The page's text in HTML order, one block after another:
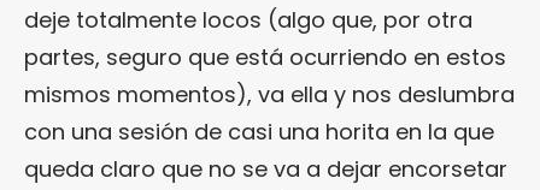
deje totalmente locos (algo que, por otra
partes, seguro que está ocurriendo en estos
mismos momentos), va ella y nos deslumbra
con una sesión de casi una horita en la que
queda claro que no se va a dejar encorsetar